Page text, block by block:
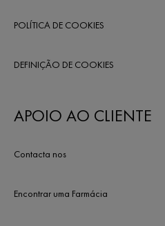
POLÍTICA DE COOKIES
DEFINIÇÃO DE COOKIES
APOIO AO CLIENTE
Contacta nos
Encontrar uma Farmácia